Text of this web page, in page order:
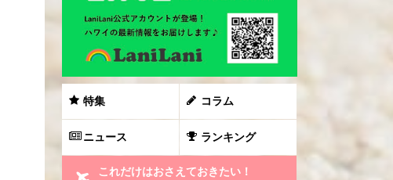
特集 コラム
ニュース ランキング
これだけはおさえておきたい！